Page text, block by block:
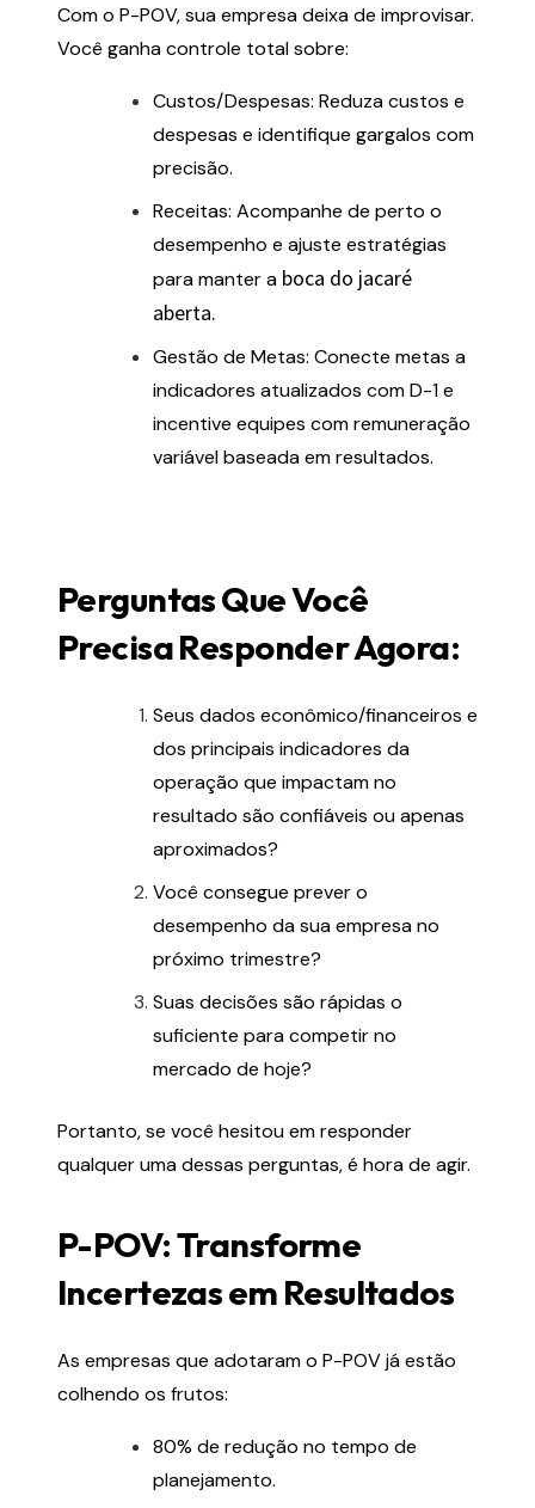
Com o P-POV, sua empresa deixa de improvisar.
Você ganha controle total sobre:
Custos/Despesas: Reduza custos e
despesas e identifique gargalos com
precisão.
Receitas: Acompanhe de perto o
desempenho e ajuste estratégias
para manter a boca do jacaré
aberta.
Gestão de Metas: Conecte metas a
indicadores atualizados com D-1 e
incentive equipes com remuneração
variável baseada em resultados.
Perguntas Que Você
Precisa Responder Agora:
Seus dados econômico/financeiros e
dos principais indicadores da
operação que impactam no
resultado são confiáveis ou apenas
aproximados?
Você consegue prever o
desempenho da sua empresa no
próximo trimestre?
Suas decisões são rápidas o
suficiente para competir no
mercado de hoje?
Portanto, se você hesitou em responder
qualquer uma dessas perguntas, é hora de agir.
P-POV: Transforme
Incertezas em Resultados
As empresas que adotaram o P-POV já estão
colhendo os frutos:
80% de redução no tempo de
planejamento.